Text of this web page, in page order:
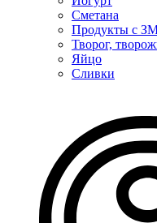
Сметана
Продукты с
Творог,
Яйцо
Сливки